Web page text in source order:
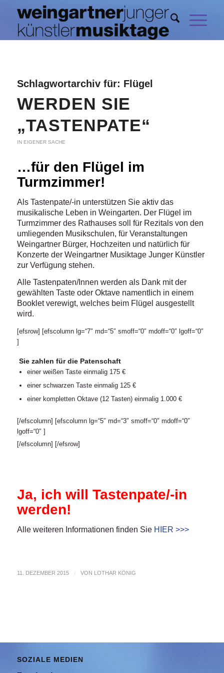
Schlagwortarchiv für: Flügel
WERDEN SIE
„TASTENPATE“
IN EIGENER SACHE
…für den Flügel im
Turmzimmer!
Als Tastenpate/-in unterstützen Sie aktiv das
musikalische Leben in Weingarten. Der Flügel im
Turmzimmer des Rathauses soll für Rezitals von den
umliegenden Musikschulen, für Veranstaltungen
Weingartner Bürger, Hochzeiten und natürlich für
Konzerte der Weingartner Musiktage Junger Künstler
zur Verfügung stehen.
Alle Tastenpaten/Innen werden als Dank mit der
gewählten Taste oder Oktave namentlich in einem
Booklet verewigt, welches beim Flügel ausgestellt
wird.
[efsrow] [efscolumn lg=“7″ md=“5″ smoff=“0″ mdoff=“0″ lgoff=“0″
]
Sie zahlen für die Patenschaft
einer weißen Taste einmalig 175 €
einer schwarzen Taste einmalig 125 €
einer kompletten Oktave (12 Tasten) einmalig 1.000 €
[/efscolumn] [efscolumn lg=“5″ md=“3″ smoff=“0″ mdoff=“0″
lgoff=“0″ ]
[/efscolumn] [/efsrow]
Ja, ich will Tastenpate/-in
werden!
Alle weiteren Informationen finden Sie HIER >>>
11. DEZEMBER 2015 / VON LOTHAR KÖNIG
SOZIALE MEDIEN